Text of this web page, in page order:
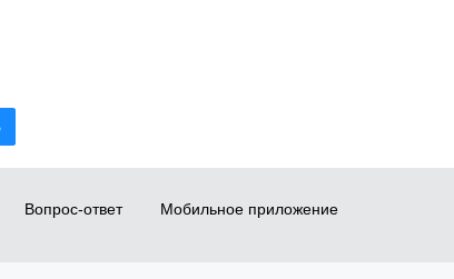
Вопрос-ответ Мобильное приложение